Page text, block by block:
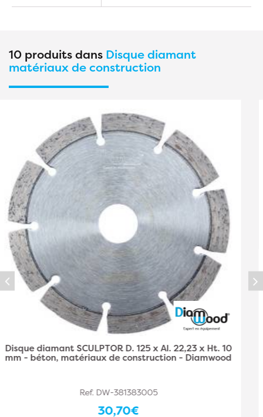
10 produits dans Disque diamant
matériaux de construction
Disque diamant SCULPTOR D. 230 x Al. 22,23 x Ht.
10 mm - béton, matériaux de construction -
Ref. DW-381383006
58,20€